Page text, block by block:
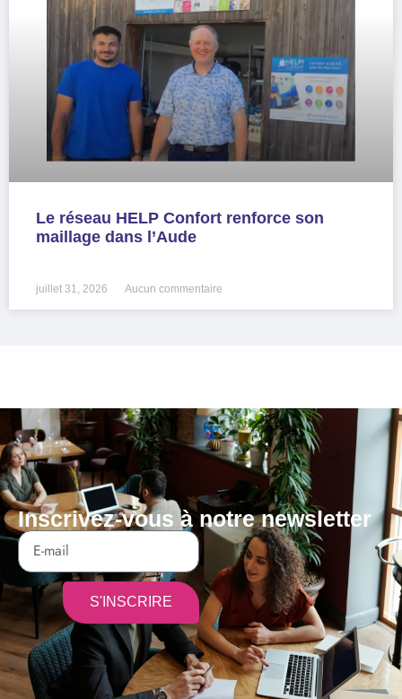
Le réseau HELP Confort renforce son
maillage dans l’Aude
juillet 31, 2026 Aucun commentaire
Inscrivez-vous à notre newsletter
S'INSCRIRE
Alternative: